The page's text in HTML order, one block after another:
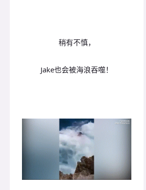
稍有不慎，
Jake也会被海浪吞噬！